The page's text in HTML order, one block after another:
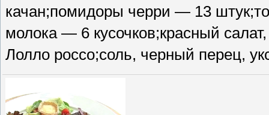
качан;помидоры черри — 13
молока — 6 кусочков;красный
Лолло россо;соль, черный перец,